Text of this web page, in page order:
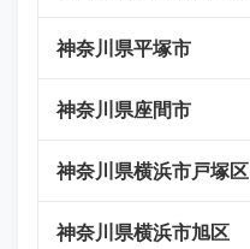
神奈川県平塚市
神奈川県座間市
神奈川県横浜市戸塚区
神奈川県横浜市旭区